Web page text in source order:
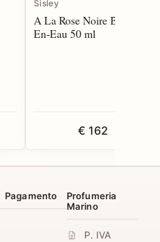
Sisley
A La Rose Noire Baume
En-Eau 50 ml
€ 162
Pagamento
Profumeria
Marino
P. IVA